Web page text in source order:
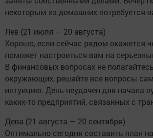
некоторым из домашних потребуется
Лев (21 июля — 20 августа)
Хорошо, если сейчас рядом окажется
поможет настроиться вам на
В финансовых вопросах не
окружающих, решайте все вопросы
интуицию. День неудачен для начала
каких-то предприятий, связанных с
Дева (21 августа — 20 сентября)
Оптимально сегодня составить план